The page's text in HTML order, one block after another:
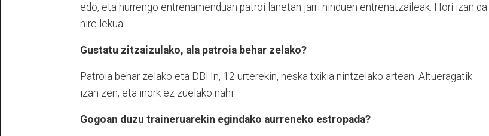
edo, eta hurrengo entrenamenduan patroi lanetan jarri ninduen entrenatzaileak. Hori izan da
nire lekua.
Gustatu zitzaizulako, ala patroia behar zelako?
Patroia behar zelako eta DBHn, 12 urterekin, neska txikia nintzelako artean. Altueragatik
izan zen, eta inork ez zuelako nahi.
Gogoan duzu traineruarekin egindako aurreneko estropada?